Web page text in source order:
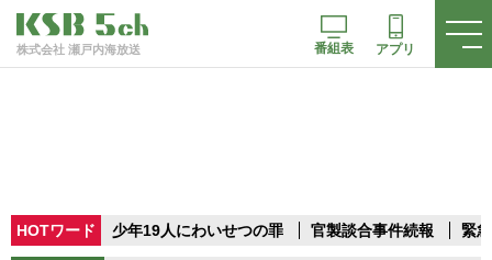
株式会社 瀬戸内海放送 番組表 アプリ
HOTワード 少年19人にわいせつの罪 官製談合事件続報 緊